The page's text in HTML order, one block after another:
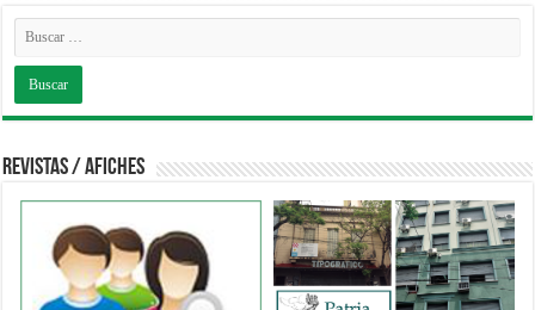
Revistas / Afiches